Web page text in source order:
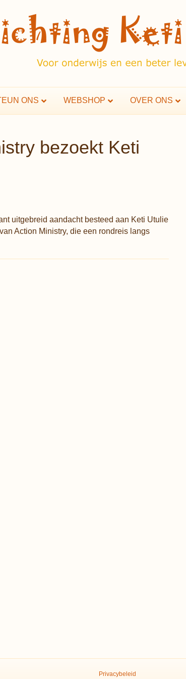
ONS WEBSHOP OVER ONS
bezoekt Keti
uitgebreid aandacht besteed aan Keti Utulie
Action Ministry, die een rondreis langs
Privacybeleid